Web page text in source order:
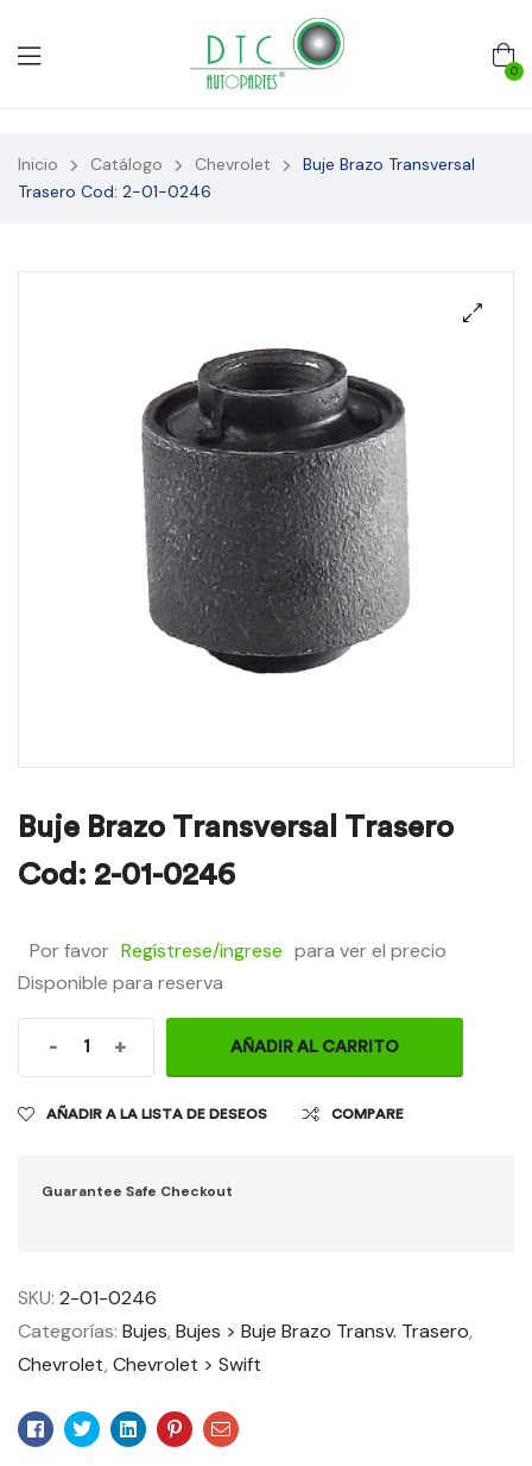
0
Inicio Catálogo Chevrolet
Buje Brazo Transversal
Trasero Cod: 2-01-0246
Buje Brazo Transversal Trasero
Cod: 2-01-0246
Por favor Regístrese/ingrese para ver el precio
Disponible para reserva
- + AÑADIR AL CARRITO
AÑADIR A LA LISTA DE DESEOS COMPARE
Guarantee Safe Checkout
SKU: 2-01-0246
Categorías: Bujes, Bujes > Buje Brazo Transv. Trasero,
Chevrolet, Chevrolet > Swift
Facebook
TwitterLinkedinPinterest
Email